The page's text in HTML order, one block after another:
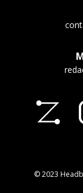
© 2023